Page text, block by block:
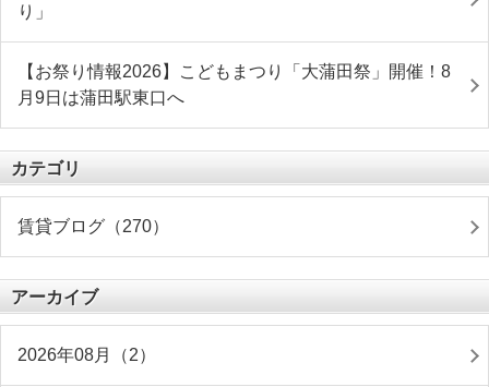
り」
【お祭り情報2026】こどもまつり「大蒲田祭」開催！8
月9日は蒲田駅東口へ
カテゴリ
賃貸ブログ（270）
アーカイブ
2026年08月（2）